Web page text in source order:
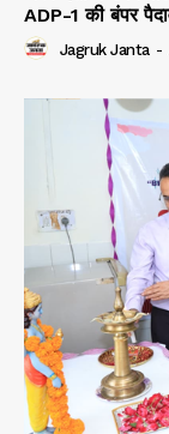
ADP-1 की बंपर
Jagruk Janta -